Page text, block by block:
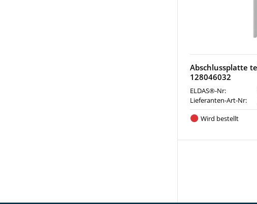
Abschlussplatte
128046032
ELDAS®-Nr:
Lieferanten-Art-Nr:
Wird bestellt